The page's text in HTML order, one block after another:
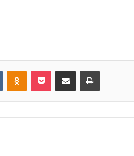
VKontakteOdnoklassniki
Pocket Share via Email Print